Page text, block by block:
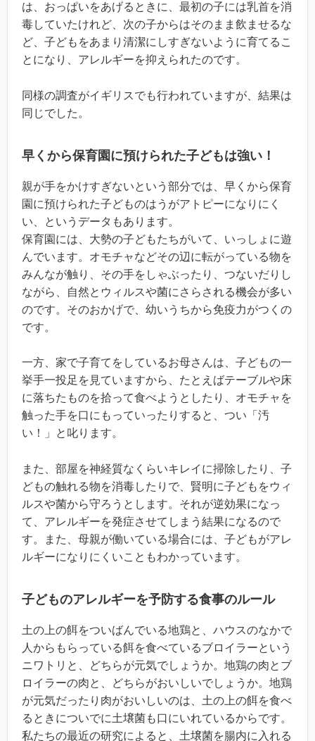
は、おっぱいをあげるときに、最初の子には乳首を消
毒していたけれど、次の子からはそのまま飲ませるな
ど、子どもをあまり清潔にしすぎないように育てるこ
とになり、アレルギーを抑えられたのです。
同様の調査がイギリスでも行われていますが、結果は
同じでした。
早くから保育園に預けられた子どもは強い！
親が手をかけすぎないという部分では、早くから保育
園に預けられた子どものはうがアトピーになりにく
い、というデータもあります。
保育園には、大勢の子どもたちがいて、いっしょに遊
んでいます。オモチャなどその辺に転がっている物を
みんなが触り、その手をしゃぶったり、つないだりし
ながら、自然とウィルスや菌にさらされる機会が多い
のです。そのおかげで、幼いうちから免疫力がつくの
です。
一方、家で子育てをしているお母さんは、子どもの一
挙手一投足を見ていますから、たとえばテーブルや床
に落ちたものを拾って食べようとしたり、オモチャを
触った手を口にもっていったりすると、つい「汚
い！」と叱ります。
また、部屋を神経質なくらいキレイに掃除したり、子
どもの触れる物を消毒したりで、賢明に子どもをウィ
ルスや菌から守ろうとします。それが逆効果になっ
て、アレルギーを発症させてしまう結果になるので
す。また、母親が働いている場合には、子どもがアレ
ルギーになりにくいこともわかっています。
子どものアレルギーを予防する食事のルール
土の上の餌をついばんでいる地鶏と、ハウスのなかで
人からもらっている餌を食べているブロイラーという
ニワトリと、どちらが元気でしょうか。地鶏の肉とブ
ロイラーの肉と、どちらがおいしいでしょうか。地鶏
が元気だったり肉がおいしいのは、土の上の餌を食べ
るときについでに土壌菌も口にいれているからです。
私たちの最近の研究によると、土壌菌を腸内に入れる